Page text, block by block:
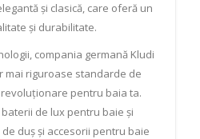
și clasică, care oferă un
și durabilitate.
compania germană Kludi
mai riguroase standarde de
pentru baia ta.
de lux pentru baie și
duș și accesorii pentru baie